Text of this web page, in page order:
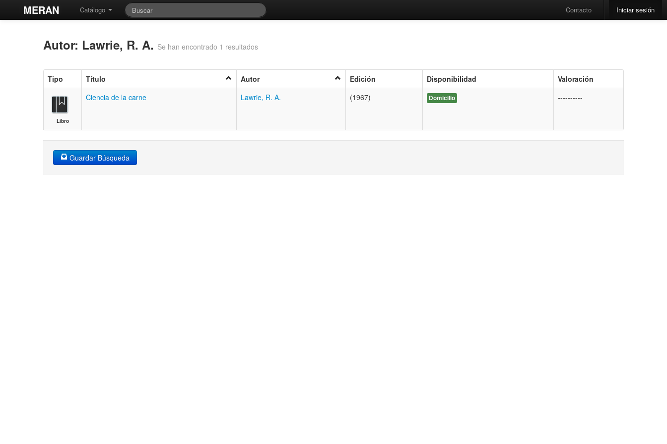
MERAN Catálogo Contacto Iniciar sesión
Autor: Lawrie, R. A. Se han encontrado 1 resultados
Tipo Título Autor Edición Disponibilidad Valoración
Libro
Ciencia de la carne Lawrie, R. A. (1967) Domicilio ----------
Guardar Búsqueda